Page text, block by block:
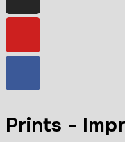
Prints -